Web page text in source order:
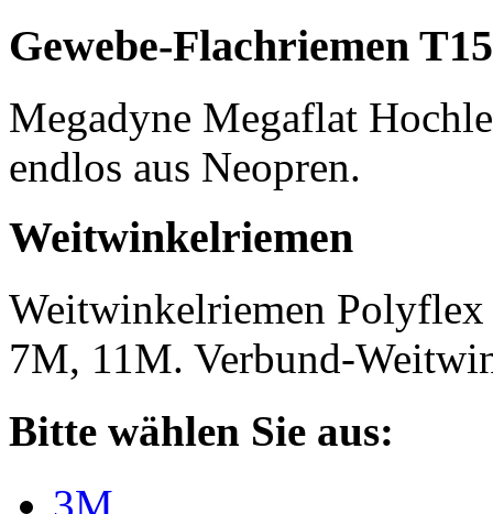
Gewebe-Flachriemen
Megadyne Megaflat
endlos aus Neopren.
Weitwinkelriemen
Weitwinkelriemen
7M, 11M. Verbund-
Bitte wählen Sie aus:
3M